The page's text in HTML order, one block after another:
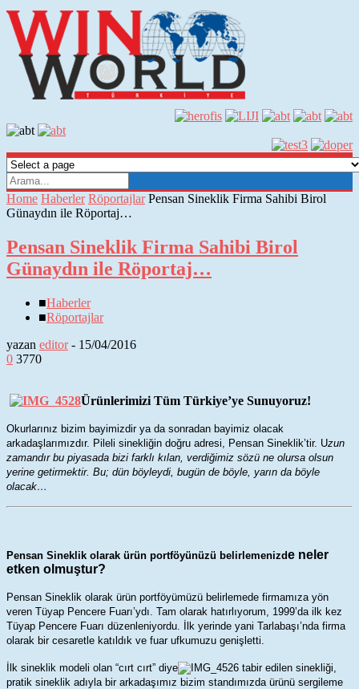
Home Haberler Röportajlar Pensan Sineklik Firma Sahibi Birol
Günaydın ile Röportaj…
Pensan Sineklik Firma Sahibi Birol
Günaydın ile Röportaj…
■Haberler
■Röportajlar
yazan editor- 15/04/2016
0 3770
Ürünlerimizi Tüm Türkiye’ye Sunuyoruz!
Okurlarınız bizim bayimizdir ya da sonradan bayimiz olacak
arkadaşlarımızdır. Pileli sinekliğin doğru adresi, Pensan Sineklik’tir. Uzun
zamandır bu piyasada bizi farklı kılan, verdiğimiz sözü ne olursa olsun
yerine getirmektir. Bu; dün böyleydi, bugün de böyle, yarın da böyle
olacak…
Pensan Sineklik olarak ürün portföyünüzü belirlemenizde neler
etken olmuştur?
Pensan Sineklik olarak ürün portföyümüzü belirlemede firmamıza yön
veren Tüyap Pencere Fuarı’ydı. Tam olarak hatırlıyorum, 1999’da ilk kez
Tüyap Pencere Fuarı düzenleniyordu. İlk yerinde yani Tarlabaşı’nda firma
olarak bir cesaretle katıldık ve fuar ufkumuzu genişletti.
İlk sineklik modeli olan “cırt cırt” diye
tabir edilen sinekliği,
pratik sineklik adıyla bir arkadaşımız bizim standımızda ürünü sergileme